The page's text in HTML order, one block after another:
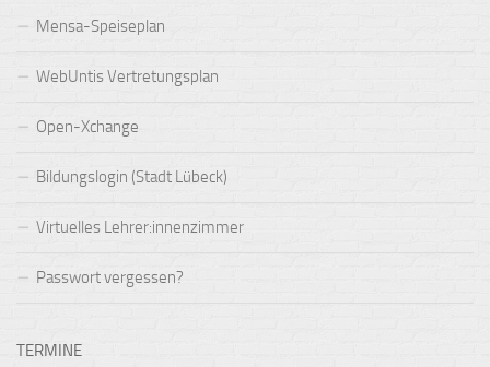
Mensa-Speiseplan
WebUntis Vertretungsplan
Open-Xchange
Bildungslogin (Stadt Lübeck)
Virtuelles Lehrer:innenzimmer
Passwort vergessen?
TERMINE